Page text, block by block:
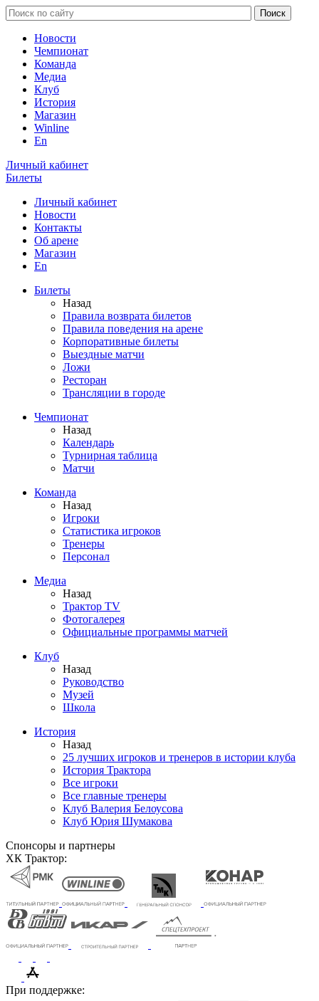
Новости
Чемпионат
Команда
Медиа
Клуб
История
Магазин
Winline
En
Личный кабинет
Билеты
Личный кабинет
Новости
Контакты
Об арене
Магазин
En
Билеты
Назад
Правила возврата билетов
Правила поведения на арене
Корпоративные билеты
Выездные матчи
Ложи
Ресторан
Трансляции в городе
Чемпионат
Назад
Календарь
Турнирная таблица
Матчи
Команда
Назад
Игроки
Статистика игроков
Тренеры
Персонал
Медиа
Назад
Трактор TV
Фотогалерея
Официальные программы матчей
Клуб
Назад
Руководство
Музей
Школа
История
Назад
25 лучших игроков и тренеров в истории клуба
История Трактора
Все игроки
Все главные тренеры
Клуб Валерия Белоусова
Клуб Юрия Шумакова
Спонсоры и партнеры
ХК Трактор:
При поддержке: